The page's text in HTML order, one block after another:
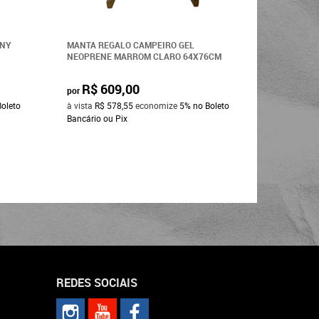
MANTA REGALO CAMPEIRO GEL
NEOPRENE MARROM CLARO 64X76CM
por R$ 609,00
à vista R$ 578,55economize 5% no Boleto
Bancário ou Pix
R$
REDES SOCIAIS